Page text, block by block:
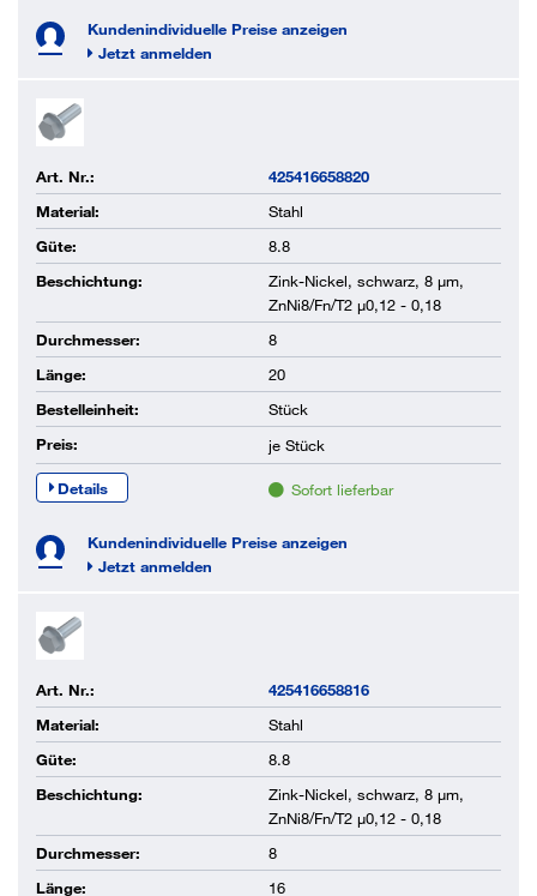
Kundenindividuelle Preise anzeigen
Jetzt anmelden
Art. Nr.:
425416658820
Material:
Stahl
Güte:
8.8
Beschichtung:
Zink-Nickel, schwarz, 8 µm,
ZnNi8/Fn/T2 µ0,12 - 0,18
Durchmesser:
8
Länge:
20
Bestelleinheit:
Stück
Preis:
je Stück
Details Sofort lieferbar
Kundenindividuelle Preise anzeigen
Jetzt anmelden
Art. Nr.:
425416658816
Material:
Stahl
Güte:
8.8
Beschichtung:
Zink-Nickel, schwarz, 8 µm,
ZnNi8/Fn/T2 µ0,12 - 0,18
Durchmesser:
8
Länge:
16